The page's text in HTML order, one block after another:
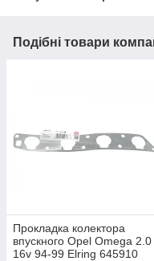
Подібні товари
Прокладка колектора
впускного Opel Omega 2.0
16v 94-99 Elring 645910